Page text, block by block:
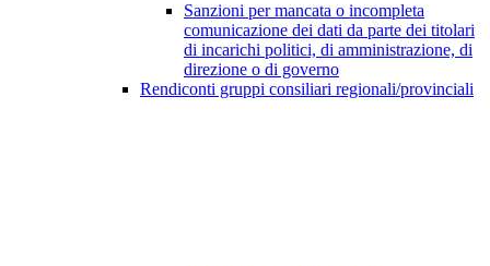
Sanzioni per mancata o incompleta
comunicazione dei dati da parte dei titolari
di incarichi politici, di amministrazione, di
direzione o di governo
Rendiconti gruppi consiliari regionali/provinciali